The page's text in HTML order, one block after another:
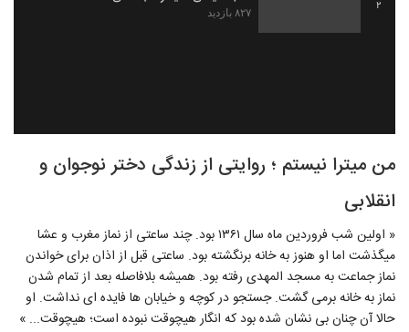
2
۸۲۷ بازدید
من میترا نیستم ؛ روایتی از زندگی دختر نوجوان و
انقلابی
« اولین شب فروردین ماه سال ۱۳۶۱ بود. چند ساعتی از نماز مغرب و عشا
میگذشت اما او هنوز به خانه برنگشته بود. ساعتی قبل از اذان برای خواندن
نماز جماعت به مسجد المهدی رفته بود. همیشه بلافاصله بعد از تمام شدن
نماز به خانه برمی گشت. جستجو در کوچه و خیابان ها فایده ای نداشت. او
حالا آن چنان بی نشان شده بود که انگار هیچوقت نبوده است؛ هیچوقت... »